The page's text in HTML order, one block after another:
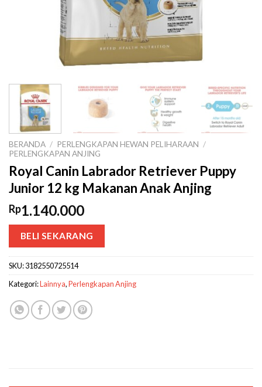
BERANDA / PERLENGKAPAN HEWAN PELIHARAAN /
PERLENGKAPAN ANJING
Royal Canin Labrador Retriever Puppy
Junior 12 kg Makanan Anak Anjing
Rp1.140.000
BELI SEKARANG
SKU:3182550725514
Kategori:Lainnya,Perlengkapan Anjing